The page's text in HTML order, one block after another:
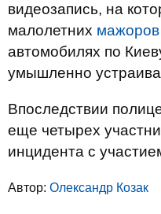
видеозапись, на
малолетних мажоров
автомобилях по
умышленно
Впоследствии
еще четырех
инцидента с
Автор: Олександр Козак